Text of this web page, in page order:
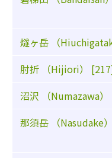
燧ヶ岳 （
肘折 （Hijiori）
沼沢 （Numazawa
那須岳 （Nasudake